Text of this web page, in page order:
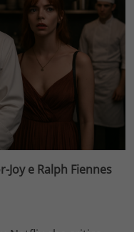
e Ralph Fiennes